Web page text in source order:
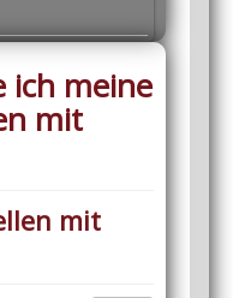
ich meine
mit
mit